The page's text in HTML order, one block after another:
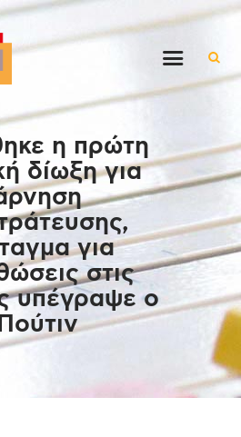
η πρώτη
δίωξη για
για
στις
υπέγραψε ο
Πούτιν
της μέρας
Live Links